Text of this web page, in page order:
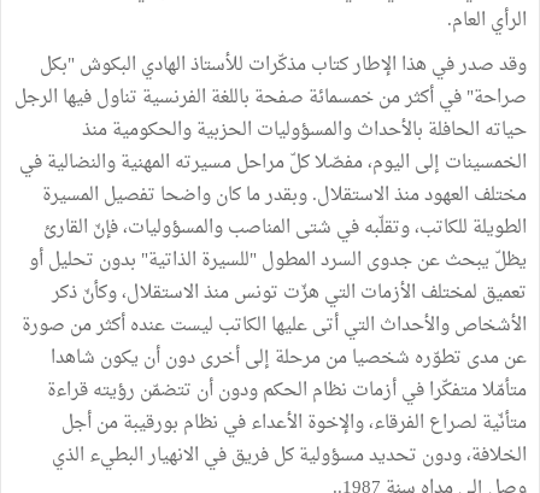
الرأي العام.
وقد صدر في هذا الإطار كتاب مذكّرات للأستاذ الهادي البكوش "بكل
صراحة" في أكثر من خمسمائة صفحة باللغة الفرنسية تناول فيها الرجل
حياته الحافلة بالأحداث والمسؤوليات الحزبية والحكومية منذ
الخمسينات إلى اليوم، مفصّلا كلّ مراحل مسيرته المهنية والنضالية في
مختلف العهود منذ الاستقلال. وبقدر ما كان واضحا تفصيل المسيرة
الطويلة للكاتب، وتقلّبه في شتى المناصب والمسؤوليات، فإنّ القارئ
يظلّ يبحث عن جدوى السرد المطول "للسيرة الذاتية" بدون تحليل أو
تعميق لمختلف الأزمات التي هزّت تونس منذ الاستقلال، وكأنّ ذكر
الأشخاص والأحداث التي أتى عليها الكاتب ليست عنده أكثر من صورة
عن مدى تطوّره شخصيا من مرحلة إلى أخرى دون أن يكون شاهدا
متأمّلا متفكّرا في أزمات نظام الحكم ودون أن تتضمّن رؤيته قراءة
متأنّية لصراع الفرقاء، والإخوة الأعداء في نظام بورقيبة من أجل
الخلافة، ودون تحديد مسؤولية كل فريق في الانهيار البطيء الذي